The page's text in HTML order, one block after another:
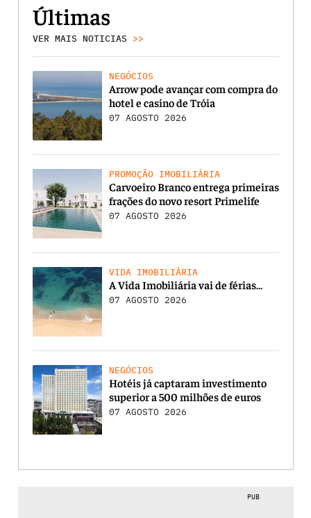
Últimas
VER MAIS NOTICIAS >>
NEGÓCIOS
Arrow pode avançar com compra do
hotel e casino de Tróia
07 AGOSTO 2026
PROMOÇÃO IMOBILIÁRIA
Carvoeiro Branco entrega primeiras
frações do novo resort Primelife
07 AGOSTO 2026
VIDA IMOBILIÁRIA
A Vida Imobiliária vai de férias…
07 AGOSTO 2026
NEGÓCIOS
Hotéis já captaram investimento
superior a 500 milhões de euros
07 AGOSTO 2026
PUB